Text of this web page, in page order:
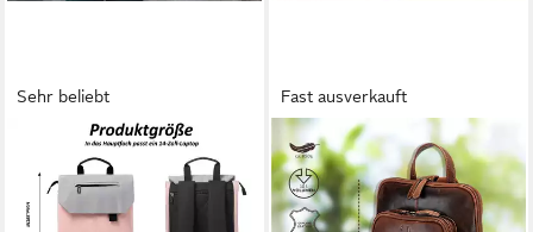
Sehr beliebt
TAN.TOMI
Freizeitrucksack Rucksack
Damen Elegant Daypack
Wasserdichter Tagesrucksack,
Fast ausverkauft
CORNO D´ORO
Cityrucksack Premium
Rucksack Damen Echt Leder
mittelgroß Vintage Braun,